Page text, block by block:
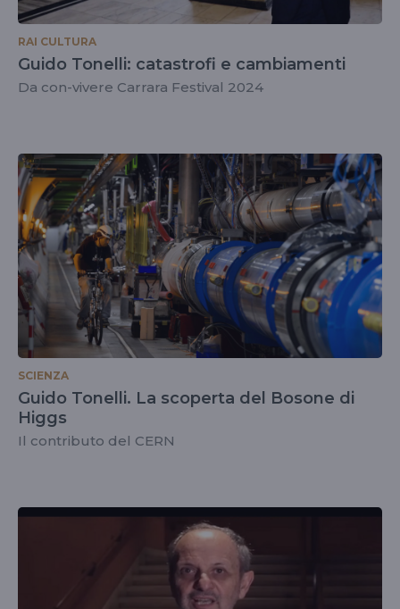
RAI CULTURA
Guido Tonelli: catastrofi e cambiamenti
Da con-vivere Carrara Festival 2024
SCIENZA
Guido Tonelli. La scoperta del Bosone di
Higgs
Il contributo del CERN